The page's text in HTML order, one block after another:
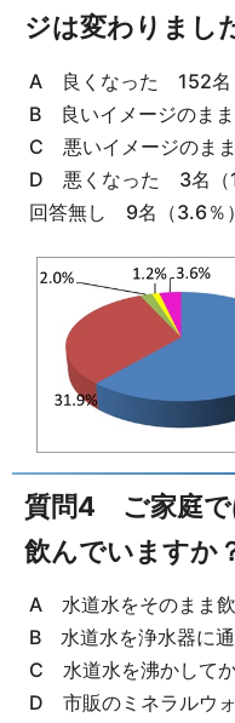
ジは変わりまし
A 良くなった 152名
B 良いイメージのま
C 悪いイメージのま
D 悪くなった 3名（
回答無し 9名（3.6％）
質問4 ご家庭で
飲んでいますか
A 水道水をそのまま
B 水道水を浄水器に
C 水道水を沸かして
D 市販のミネラルウ